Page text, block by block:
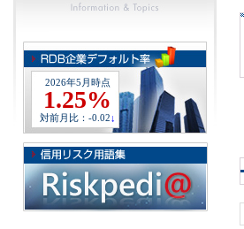
2026年5月時点
1.25%
対前月比：-0.02 ↓